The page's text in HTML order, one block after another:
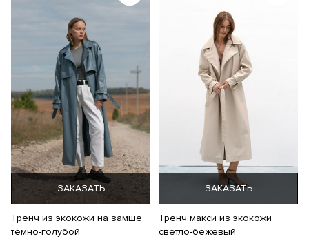
ЗАКАЗАТЬ
Тренч из экокожи на замше
темно-голубой
ЗАКАЗАТЬ
Тренч макси из экокожи
светло-бежевый